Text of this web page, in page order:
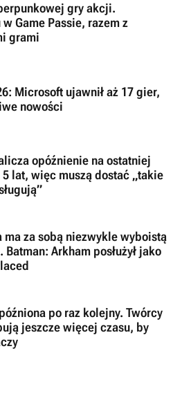
gry akcji.
Game Passie, razem z
grami
Microsoft ujawnił aż 17 gier,
nowości
opóźnienie na ostatniej
lat, więc muszą dostać „takie
za sobą niezwykle wyboistą
Arkham posłużył jako
po raz kolejny. Twórcy
jeszcze więcej czasu, by